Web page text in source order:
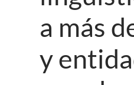
a más
y